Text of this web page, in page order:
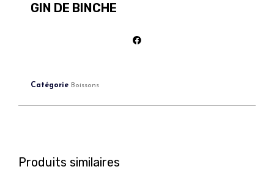
GIN DE BINCHE
Catégorie Boissons
Produits similaires